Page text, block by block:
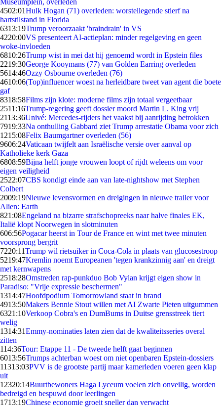
Museumplein, overleden
4502:01Hulk Hogan (71) overleden: worstellegende stierf na
hartstilstand in Florida
6313:19Trump veroorzaakt 'braindrain' in VS
4220:00VS presenteert AI-actieplan: minder regelgeving en geen
woke-invloeden
6810:26Trump wist in mei dat hij genoemd wordt in Epstein files
2219:30George Kooymans (77) van Golden Earring overleden
5614:46Ozzy Osbourne overleden (76)
4610:06(Top)influencer woest na herleidbare tweet van agent die boete
gaf
8318:58Films zijn klote: moderne films zijn totaal vergeetbaar
2511:16Trump-regering geeft dossier moord Martin L. King vrij
2113:36Univé: Mercedes-rijders het vaakst bij aanrijding betrokken
7919:33Na onthulling Gabbard ziet Trump arrestatie Obama voor zich
1215:08Felix Baumgartner overleden (56)
9606:24Vaticaan twijfelt aan Israëlische versie over aanval op
Katholieke kerk Gaza
6808:59Bijna helft jonge vrouwen loopt of rijdt weleens om voor
eigen veiligheid
2522:07CBS kondigt einde aan van late-nightshow met Stephen
Colbert
2009:19Nieuwe levensvormen en dreigingen in nieuwe trailer voor
Alien: Earth
821:08Engeland na bizarre strafschopreeks naar halve finales EK,
Italië klopt Noorwegen in slotminuten
606:56Pogacar heerst in Tour de France en wint met twee minuten
voorsprong bergrit
7220:11Trump wil rietsuiker in Coca-Cola in plaats van glucosestroop
5219:47Kremlin noemt Europeanen 'tegen krankzinnig aan' en dreigt
met kernwapens
2518:28Omstreden rap-punkduo Bob Vylan krijgt eigen show in
Paradiso: "Vrije expressie beschermen"
1314:47Hoofdpodium Tomorrowland staat in brand
4913:50Makers Bennie Stout willen met AI Zwarte Pieten uitgummen
6321:10Verkoop Cobra's en DumBums in Duitse grensstreek tiert
welig
1314:31Emmy-nominaties laten zien dat de kwaliteitsseries overal
zitten
114:36Tour: Etappe 11 - De tweede helft gaat beginnen
6013:56Trumps achterban woest om niet openbaren Epstein-dossiers
11313:03PVV is de grootste partij maar kamerleden voeren geen klap
uit
12320:14Buurtbewoners Haga Lyceum voelen zich onveilig, worden
bedreigd en bespuwd door leerlingen
1713:19Chinese economie groeit sneller dan verwacht